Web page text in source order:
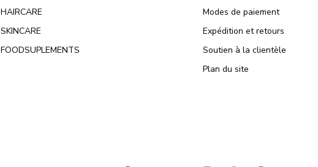
HAIRCARE
SKINCARE
FOODSUPLEMENTS
Modes de paiement
Expédition et retours
Soutien à la clientèle
Plan du site